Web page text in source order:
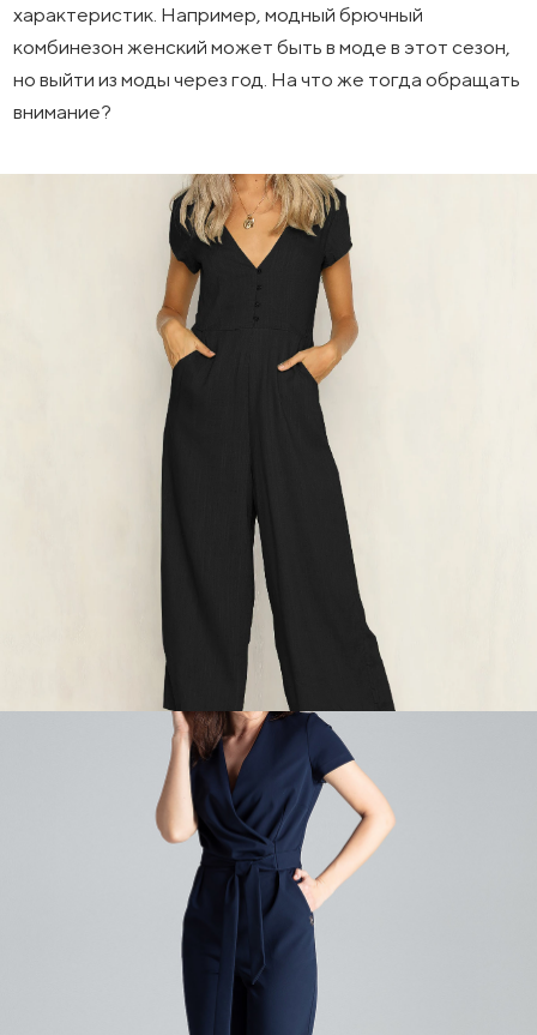
характеристик. Например, модный брючный
комбинезон женский может быть в моде в этот сезон,
но выйти из моды через год. На что же тогда обращать
внимание?